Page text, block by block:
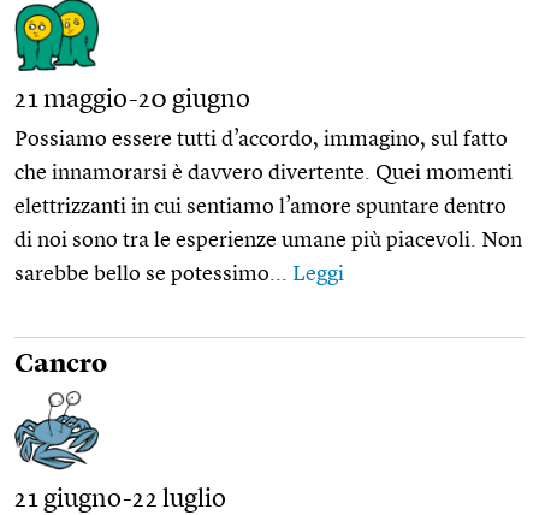
21 maggio-20 giugno
Possiamo essere tutti d’accordo, immagino, sul fatto
che innamorarsi è davvero divertente. Quei momenti
elettrizzanti in cui sentiamo l’amore spuntare dentro
di noi sono tra le esperienze umane più piacevoli. Non
sarebbe bello se potessimo... Leggi
Cancro
21 giugno-22 luglio